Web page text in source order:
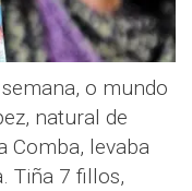
o mundo
natural de
Comba, levaba
Tiña 7 fillos,